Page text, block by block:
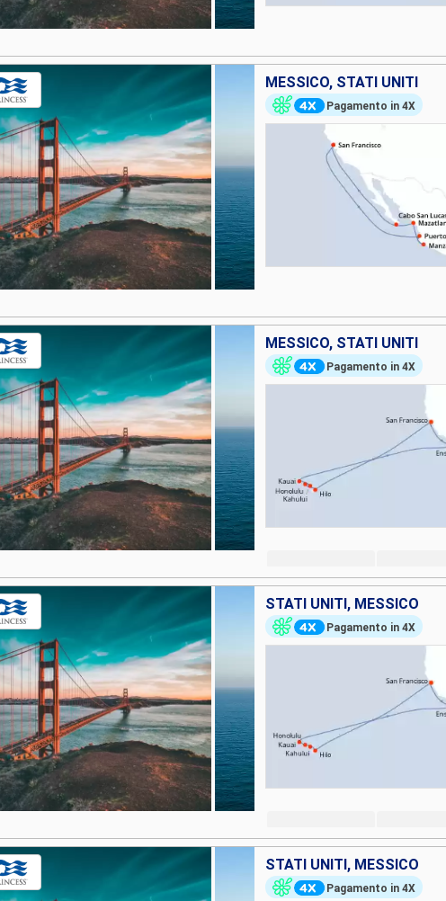
MESSICO, STATI UNITI
Pagamento in 4X
MESSICO, STATI UNITI
Pagamento in 4X
STATI UNITI, MESSICO
Pagamento in 4X
STATI UNITI, MESSICO
Pagamento in 4X